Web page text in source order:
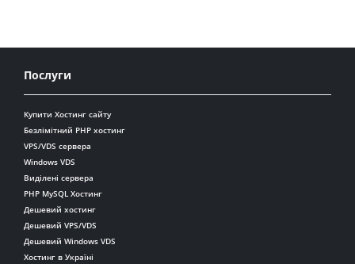
Послуги
Купити Хостинг сайту
Безлімітний PHP хостинг
VPS/VDS сервера
Windows VDS
Виділені сервера
PHP MySQL Хостинг
Дешевий хостинг
Дешевий VPS/VDS
Дешевий Windows VDS
Хостинг в Україні